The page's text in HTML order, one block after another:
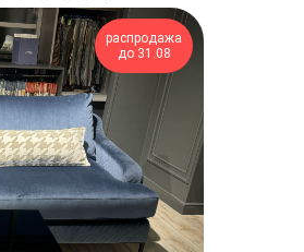
распродажа
до 31.08